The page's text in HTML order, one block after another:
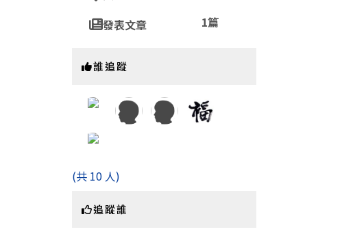
發表文章
1篇
誰追蹤
(共 10 人)
追蹤誰